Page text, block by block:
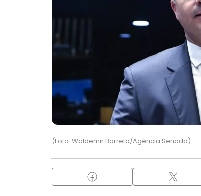
(Foto: Waldemir Barreto/Agência Senado)